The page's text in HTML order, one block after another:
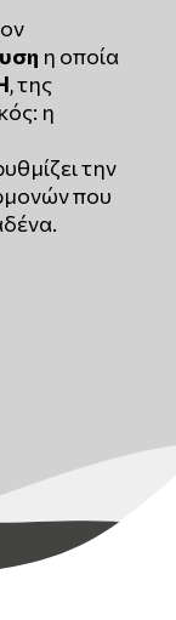
η οποία
, της
η
την
που